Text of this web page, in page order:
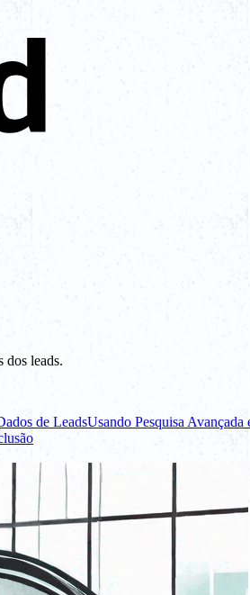
dos leads.
de LeadsUsando Pesquisa Avançada